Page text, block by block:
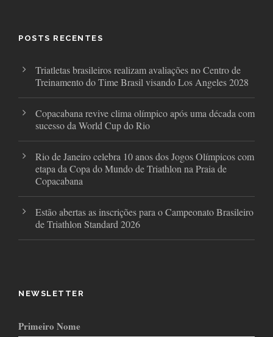
k
a
POSTS RECENTES
Triatletas brasileiros realizam avaliações no Centro de
Treinamento do Time Brasil visando Los Angeles 2028
Copacabana revive clima olímpico após uma década com
sucesso da World Cup do Rio
Rio de Janeiro celebra 10 anos dos Jogos Olímpicos com
etapa da Copa do Mundo de Triathlon na Praia de
Copacabana
Estão abertas as inscrições para o Campeonato Brasileiro
de Triathlon Standard 2026
NEWSLETTER
Primeiro Nome